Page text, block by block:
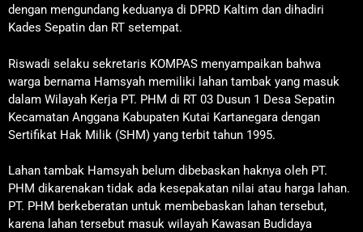
dengan mengundang keduanya di DPRD Kaltim dan dihadiri
Kades Sepatin dan RT setempat.
Riswadi selaku sekretaris KOMPAS menyampaikan bahwa
warga bernama Hamsyah memiliki lahan tambak yang masuk
dalam Wilayah Kerja PT. PHM di RT 03 Dusun 1 Desa Sepatin
Kecamatan Anggana Kabupaten Kutai Kartanegara dengan
Sertifikat Hak Milik (SHM) yang terbit tahun 1995.
Lahan tambak Hamsyah belum dibebaskan haknya oleh PT.
PHM dikarenakan tidak ada kesepakatan nilai atau harga lahan.
PT. PHM berkeberatan untuk membebaskan lahan tersebut,
karena lahan tersebut masuk wilayah Kawasan Budidaya